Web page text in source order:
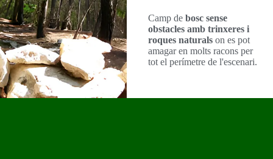
Camp de bosc sense
obstacles amb trinxeres i
roques naturalson es pot
amagar en molts racons per
tot el perímetre de l'escenari.